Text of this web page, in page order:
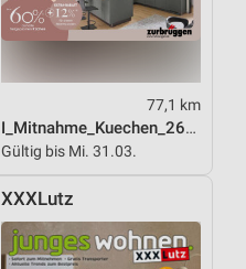
77,1 km
I_Mitnahme_Kuechen_26_ES
Gültig bis Mi. 31.03.
XXXLutz